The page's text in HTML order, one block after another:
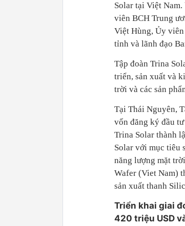
Solar tại Việt
viên BCH Trung
Việt Hùng, Ủy
tỉnh và lãnh đạo
Tập đoàn Trina
triển, sản xuất và
trời và các sản
Tại Thái Nguyên,
vốn đăng ký đầu
Trina Solar thành
Solar với mục tiêu
năng lượng mặt
Wafer (Viet Nam)
sản xuất thanh
Triển khai giai
420 triệu USD